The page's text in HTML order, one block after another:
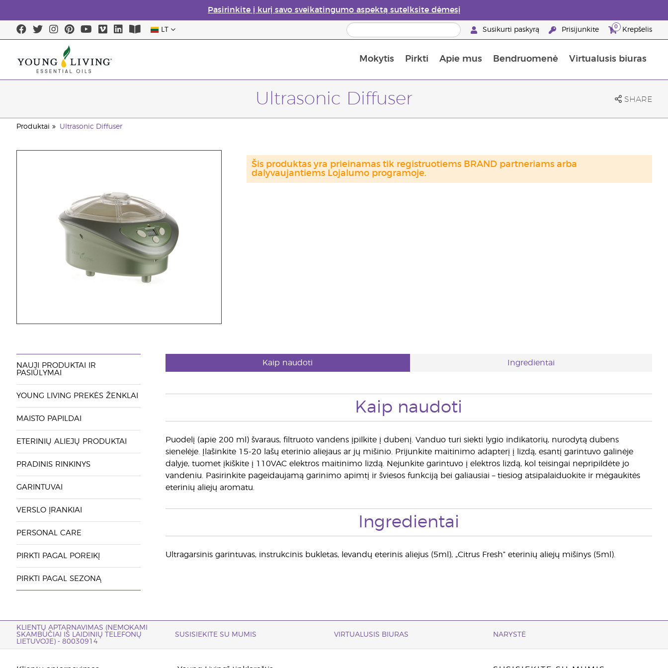
Pasirinkite į kurį savo sveikatingumo aspektą sutelksite dėmesį
LT Susikurti paskyrą Prisijunkite 0 Krepšelis
Mokytis Pirkti Apie mus Bendruomenė Virtualusis biuras
Ultrasonic Diffuser SHARE
Produktai Ultrasonic Diffuser
Šis produktas yra prieinamas tik registruotiems BRAND partneriams arba
dalyvaujantiems Lojalumo programoje.
NAUJI PRODUKTAI IR
PASIŪLYMAI
YOUNG LIVING PREKĖS ŽENKLAI
MAISTO PAPILDAI
ETERINIŲ ALIEJŲ PRODUKTAI
PRADINIS RINKINYS
GARINTUVAI
VERSLO ĮRANKIAI
PERSONAL CARE
PIRKTI PAGAL POREIKĮ
PIRKTI PAGAL SEZONĄ
Kaip naudoti Ingredientai
Kaip naudoti
Puodelį (apie 200 ml) švaraus, filtruoto vandens įpilkite į dubenį. Vanduo turi siekti lygio indikatorių, nurodytą dubens
sienelėje. Įlašinkite 15-20 lašų eterinio aliejaus ar jų mišinio. Prijunkite maitinimo adapterį į lizdą, esantį garintuvo galinėje
dalyje, tuomet įkiškite į 110VAC elektros maitinimo lizdą. Nejunkite garintuvo į elektros lizdą, kol teisingai nepripildėte jo
vandeniu. Pasirinkite pageidaujamą garinimo apimtį ir šviesos funkciją bei galiausiai – tiesiog atsipalaiduokite ir mėgaukitės
eterinių aliejų aromatu.
Ingredientai
Ultragarsinis garintuvas, instrukcinis bukletas, levandų eterinis aliejus (5ml), „Citrus Fresh” eterinių aliejų mišinys (5ml).
KLIENTŲ APTARNAVIMAS (NEMOKAMI
SKAMBUČIAI IŠ LAIDINIŲ TELEFONŲ
LIETUVOJE) - 80030914
SUSISIEKITE SU MUMIS VIRTUALUSIS BIURAS NARYSTĖ